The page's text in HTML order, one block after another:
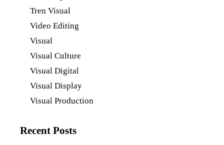
Tren Visual
Video Editing
Visual
Visual Culture
Visual Digital
Visual Display
Visual Production
Recent Posts